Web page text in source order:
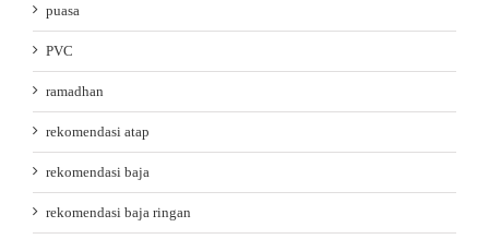
puasa
PVC
ramadhan
rekomendasi atap
rekomendasi baja
rekomendasi baja ringan